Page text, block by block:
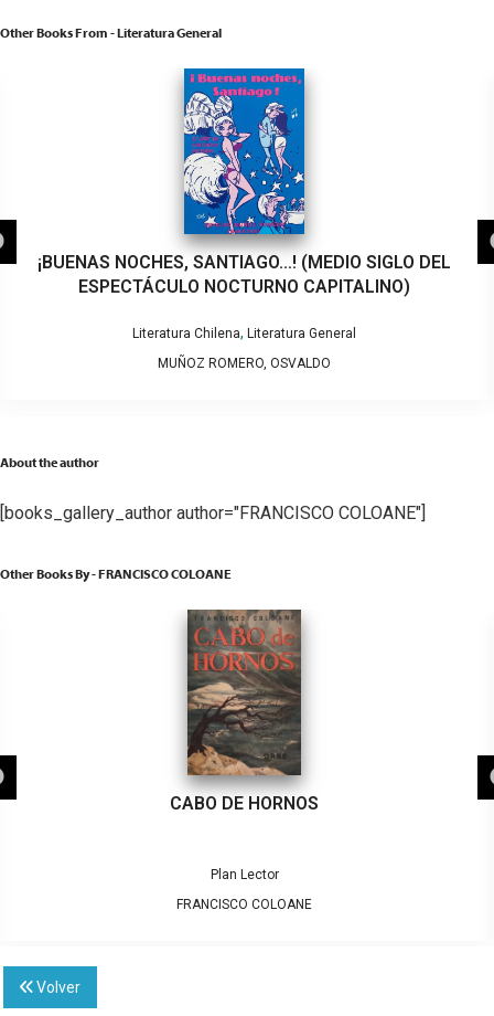
Other Books From - Literatura General
¡BUENAS NOCHES, SANTIAGO…! (MEDIO SIGLO DEL
ESPECTÁCULO NOCTURNO CAPITALINO)
Literatura Chilena, Literatura General
MUÑOZ ROMERO, OSVALDO
About the author
[books_gallery_author author="FRANCISCO COLOANE"]
Other Books By - FRANCISCO COLOANE
CABO DE HORNOS
Plan Lector
FRANCISCO COLOANE
Volver